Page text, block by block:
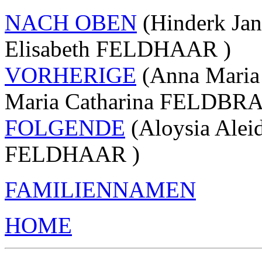
NACH OBEN (Hinderk
Elisabeth FELDHAAR )
VORHERIGE (Anna
Maria Catharina
FOLGENDE (Aloysia
FELDHAAR )
FAMILIENNAMEN
HOME